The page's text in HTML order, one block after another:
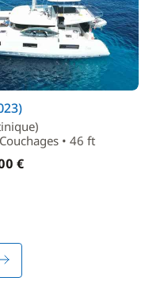
• 46 ft
€